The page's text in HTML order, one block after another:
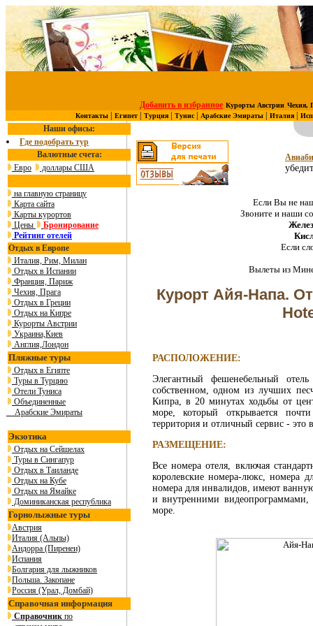
Добавить в избранное Курорты Австрии Чехия,
Контакты
Египет| Турция| Тунис| Арабские Эмираты| Италия|
Наши офисы:
Где подобрать тур
Валютные счета:
Евро
доллары США
на главную страницу
Карта сайта
Карты курортов
Цены
Бронирование
Рейтинг отелей
Отдых в Европе
Италия, Рим, Милан
Отдых в Испании
Франция, Париж
Чехия, Прага
Отдых в Греции
Отдых на Кипре
Курорты Австрии
Украина,Киев
Англия,Лондон
Пляжные туры
Отдых в Египте
Туры в Турцию
Отели Туниса
Объединенные
Арабские Эмираты
Экзотика
Отдых на Сейшелах
Туры в Сингапур
Отдых в Таиланде
Отдых на Кубе
Отдых на Ямайке
Доминиканская республика
Горнолыжные туры
Австрия
Италия (Альпы)
Андорра (Пиренеи)
Испания
Болгария для лыжников
Польша. Закопане
Россия (Урал, Домбай)
Справочная информация
Справочник по
Если Вы не
Звоните и наши
Если
Вылеты из
Курорт Айя-Напа.
РАСПОЛОЖЕНИЕ:
Элегантный фешенебельный
собственном, одном из лучших
Кипра, в 20 минутах ходьбы от
море, который открывается
территория и отличный сервис - это
РАЗМЕЩЕНИЕ:
Все номера отеля, включая
королевские номера-люкс, номера
номера для инвалидов, имеют
и внутренними
море.